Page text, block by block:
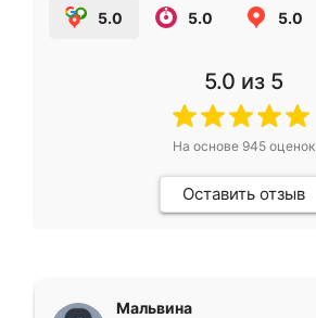
5.0 5.0 5.0
5.0 из 5
На основе 945оценок
Оставить отзыв
Мальвина